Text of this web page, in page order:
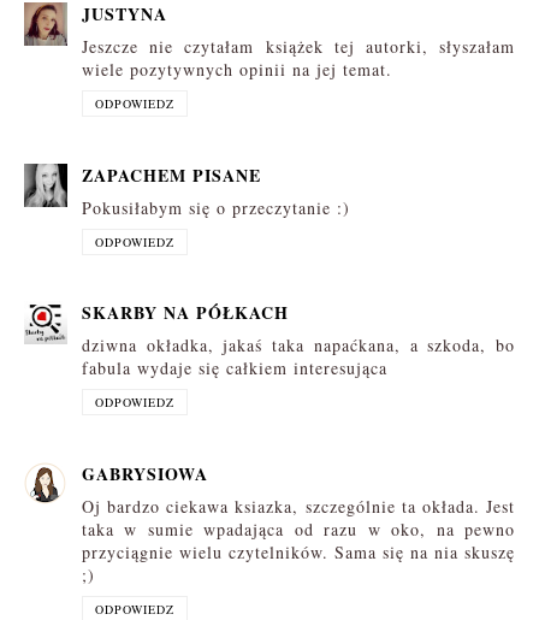
JUSTYNA
Jeszcze nie czytałam książek tej autorki, słyszałam
wiele pozytywnych opinii na jej temat.
ODPOWIEDZ
ZAPACHEM PISANE
Pokusiłabym się o przeczytanie :)
ODPOWIEDZ
SKARBY NA PÓŁKACH
dziwna okładka, jakaś taka napaćkana, a szkoda, bo
fabula wydaje się całkiem interesująca
ODPOWIEDZ
GABRYSIOWA
Oj bardzo ciekawa ksiazka, szczególnie ta okłada. Jest
taka w sumie wpadająca od razu w oko, na pewno
przyciągnie wielu czytelników. Sama się na nia skuszę
;)
ODPOWIEDZ